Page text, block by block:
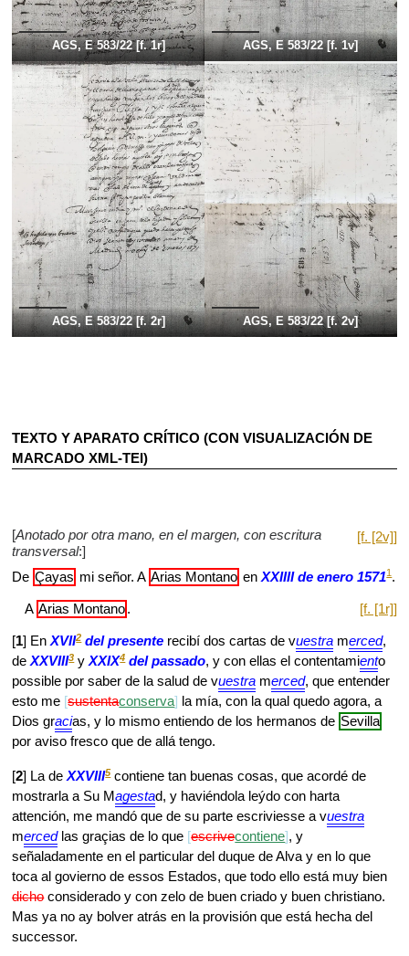
AGS, E 583/22 [f. 1r] AGS, E 583/22 [f. 1v]
AGS, E 583/22 [f. 2r] AGS, E 583/22 [f. 2v]
TEXTO Y APARATO CRÍTICO (CON VISUALIZACIÓN DE
MARCADO XML-TEI)
[f. [2v]]
[Anotado por otra mano, en el margen, con escritura
transversal:]
De Çayas mi señor. A Arias Montano enXXIIII de enero 15711.
[f. [1r]]
A Arias Montano .
[1] EnXVII2del presente recibí dos cartas de vuestra merced,
deXXVIII3yXXIX4del passado, y con ellas el contentamiento
possible por saber de la salud de vuestra merced, que entender
esto me sustentaconserva
la mía, con la qual quedo agora, a
Dios gracias, y lo mismo entiendo de los hermanos de Sevilla
por aviso fresco que de allá tengo.
[2] La deXXVIII5contiene tan buenas cosas, que acordé de
mostrarla a Su Magestad, y haviéndola leýdo con harta
attención, me mandó que de su parte escriviesse a vuestra
mercedlas graçias de lo que escrivecontiene , y
señaladamente en el particular del duque de Alva y en lo que
toca al govierno de essos Estados, que todo ello está muy bien
dichoconsiderado y con zelo de buen criado y buen christiano.
Mas ya no ay bolver atrás en la provisión que está hecha del
successor.